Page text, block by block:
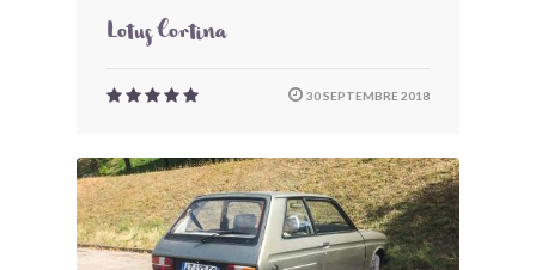
Lotus Cortina
30 SEPTEMBRE 2018